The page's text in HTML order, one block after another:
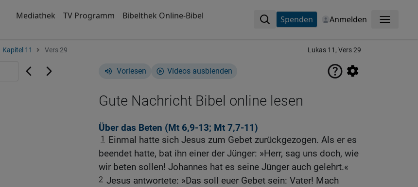
Mediathek TV Programm Bibelthek Online-Bibel Spenden Anmelden Menü
Kapitel 11 Vers 29 Lukas 11, Vers 29
Vorlesen Videos ausblenden
Gute Nachricht Bibel online lesen
Über das Beten (Mt 6,9-13; Mt 7,7-11)
1
Einmal hatte sich Jesus zum Gebet zurückgezogen. Als er es
beendet hatte, bat ihn einer der Jünger: »Herr, sag uns doch, wie
wir beten sollen! Johannes hat es seine Jünger auch gelehrt.«
2 Jesus antwortete: »Das soll euer Gebet sein: Vater! Mach